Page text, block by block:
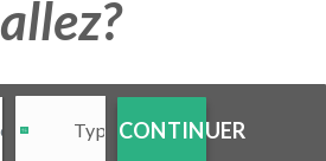
allez?
CONTINUER